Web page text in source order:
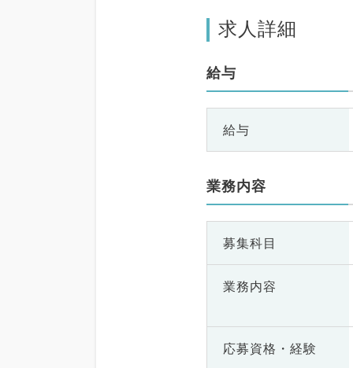
求人詳細
給与
給与
業務内容
募集科目
業務内容
応募資格・ 経験